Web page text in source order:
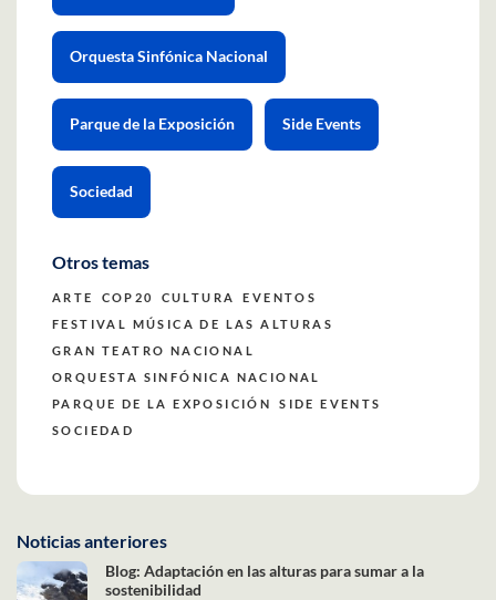
Orquesta Sinfónica Nacional
Parque de la Exposición Side Events
Sociedad
Otros temas
ARTE COP20 CULTURA
EVENTOS
FESTIVAL MÚSICA DE LAS ALTURAS
GRAN TEATRO NACIONAL
ORQUESTA SINFÓNICA NACIONAL
PARQUE DE LA EXPOSICIÓN
SIDE EVENTS
SOCIEDAD
Noticias anteriores
Blog: Adaptación en las alturas para sumar a la
sostenibilidad